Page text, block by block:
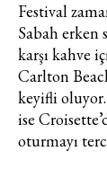
Festival
Sabah erken
karşı kahve
Carlton
keyifli
ise
oturmayı